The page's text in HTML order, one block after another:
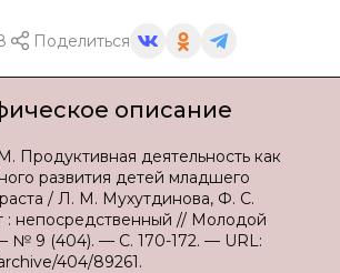
Поделиться
описание
Продуктивная деятельность как
развития детей младшего
/ Л. М. Мухутдинова, Ф. С.
: непосредственный // Молодой
№ 9 (404). — С. 170-172. — URL:
404/89261.